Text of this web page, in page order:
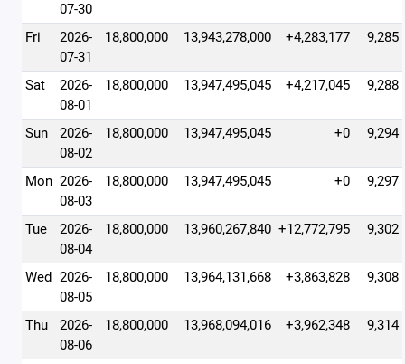
07-30
Fri
2026-
07-31
18,800,000 13,943,278,000 +4,283,177 9,285
Sat
2026-
08-01
18,800,000 13,947,495,045 +4,217,045 9,288
Sun
2026-
08-02
18,800,000 13,947,495,045 +0 9,294
Mon 2026-
08-03
18,800,000 13,947,495,045 +0 9,297
Tue
2026-
08-04
18,800,000 13,960,267,840 +12,772,795 9,302
Wed 2026-
08-05
18,800,000 13,964,131,668 +3,863,828 9,308
Thu
2026-
08-06
18,800,000 13,968,094,016 +3,962,348 9,314